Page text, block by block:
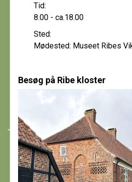
Tid:
8.00 - ca.18.00
Sted:
Mødested: Museet Ribes
Besøg på Ribe kloster